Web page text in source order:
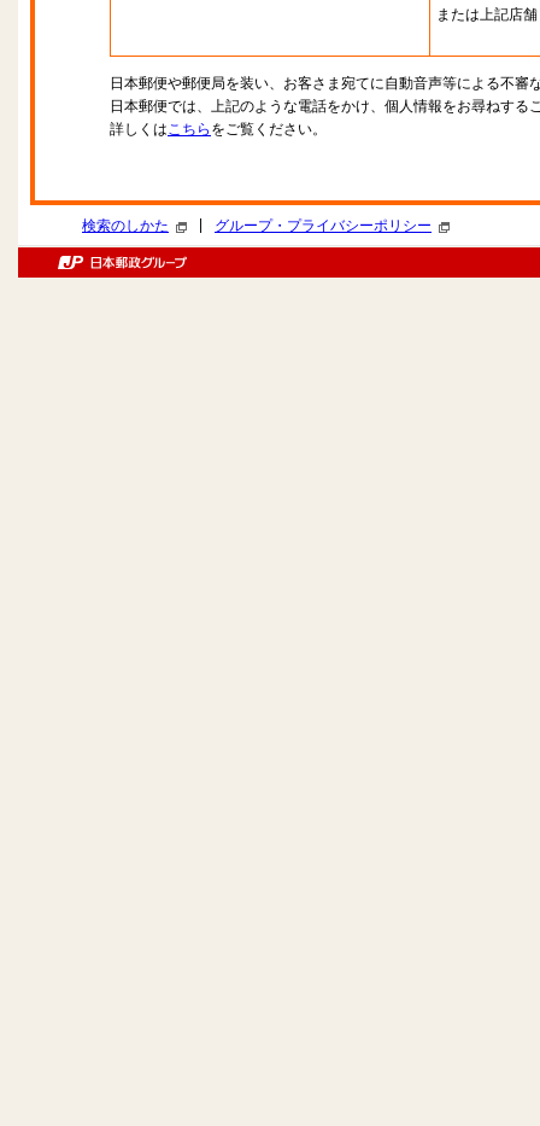
または上記店舗
日本郵便や郵便局を装い、お客さま宛てに自動音声等による不審
日本郵便では、上記のような電話をかけ、個人情報をお尋ねする
詳しくはこちら をご覧ください。
検索のしかた グループ・プライバシーポリシー